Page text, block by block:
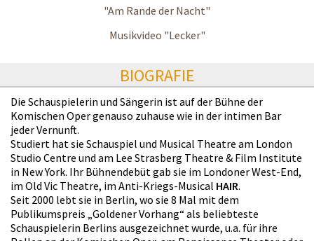
"Am Rande der Nacht"
Musikvideo "Lecker"
BIOGRAFIE
Die Schauspielerin und Sängerin ist auf der Bühne der
Komischen Oper genauso zuhause wie in der intimen Bar
jeder Vernunft.
Studiert hat sie Schauspiel und Musical Theatre am London
Studio Centre und am Lee Strasberg Theatre & Film Institute
in New York. Ihr Bühnendebüt gab sie im Londoner West-End,
im Old Vic Theatre, im Anti-Kriegs-Musical HAIR.
Seit 2000 lebt sie in Berlin, wo sie 8 Mal mit dem
Publikumspreis „Goldener Vorhang“ als beliebteste
Schauspielerin Berlins ausgezeichnet wurde, u.a. für ihre